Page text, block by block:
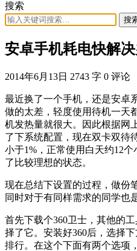
搜索
搜
安卓手机耗电快解
2014年6月13日 2743 字 0 评论
最近换了一个手机，还是安卓
做的太差，轻度使用待机一天
机发热量就很大。因此根据网
了下系统配置，现在双卡双待
小于1%，正常使用白天约12个
了比较理想的状态。
现在总结下设置的过程，做份
同时对于有同样需求的同学也
首先下载个360卫士，其他的
择了它。安装好360后，选择
排行。在这个下面有两个选项